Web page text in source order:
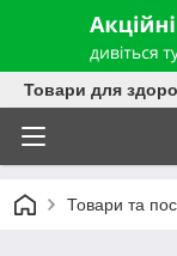
Товари для
Товари та